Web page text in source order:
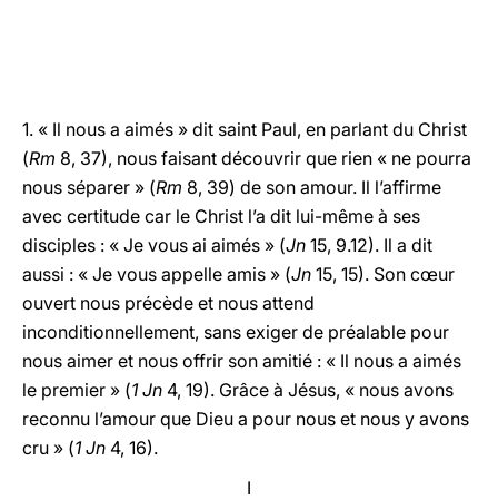
1. « Il nous a aimés » dit saint Paul, en parlant du Christ
(Rm 8, 37), nous faisant découvrir que rien « ne pourra
nous séparer » (Rm 8, 39) de son amour. Il l’affirme
avec certitude car le Christ l’a dit lui-même à ses
disciples : « Je vous ai aimés » (Jn 15, 9.12). Il a dit
aussi : « Je vous appelle amis » (Jn 15, 15). Son cœur
ouvert nous précède et nous attend
inconditionnellement, sans exiger de préalable pour
nous aimer et nous offrir son amitié : « Il nous a aimés
le premier » (1 Jn 4, 19). Grâce à Jésus, « nous avons
reconnu l’amour que Dieu a pour nous et nous y avons
cru » (1 Jn 4, 16).
I